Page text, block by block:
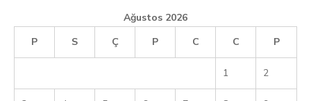
Ağustos 2026
P
S Ç P C C P
1 2